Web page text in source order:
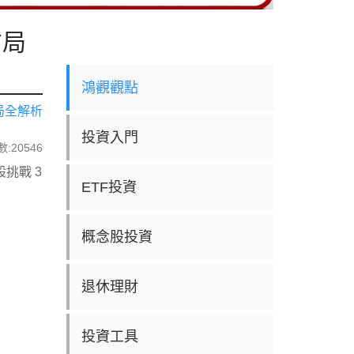
全解析
:20546
挑戰 3
鴻觀觀點
投資入門
ETF投資
概念股投資
退休理財
投資工具